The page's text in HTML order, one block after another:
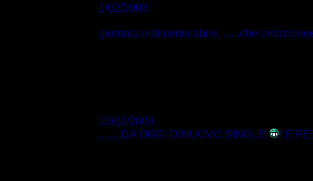
1/02/2008
giornata indimenticabile........che
10/02/2008
........DA OGGI DINUOVO SINGLE
! E